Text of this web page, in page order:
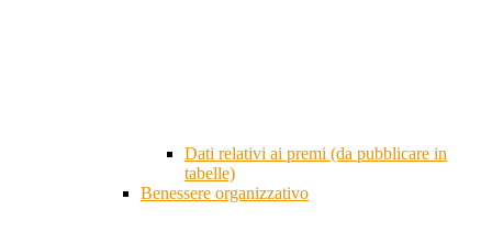
Dati relativi ai premi (da pubblicare in
tabelle)
Benessere organizzativo